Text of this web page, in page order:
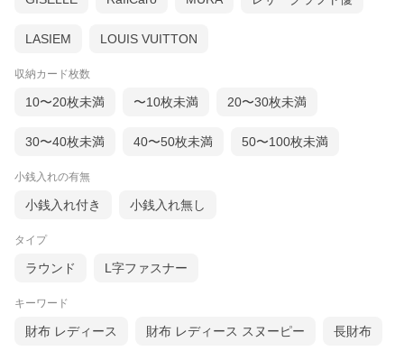
LASIEM LOUIS VUITTON
収納カード枚数
10〜20枚未満 〜10枚未満 20〜30枚未満
30〜40枚未満 40〜50枚未満 50〜100枚未満
小銭入れの有無
小銭入れ付き 小銭入れ無し
タイプ
ラウンド L字ファスナー
キーワード
財布 レディース 財布 レディース スヌーピー 長財布